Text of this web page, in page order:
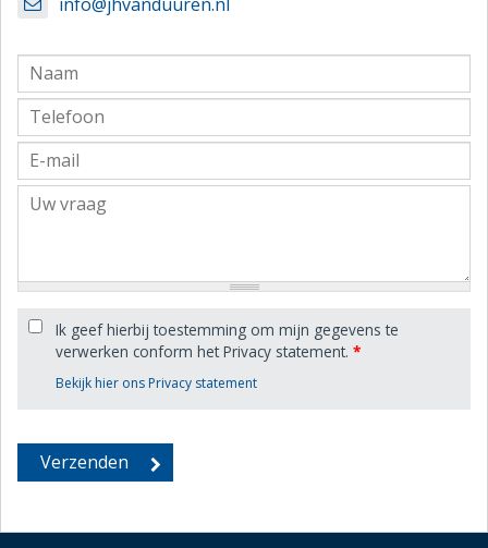
info@jhvanduuren.nl
Ik geef hierbij toestemming om mijn gegevens te
verwerken conform het Privacy statement. *
Bekijk hier ons Privacy statement